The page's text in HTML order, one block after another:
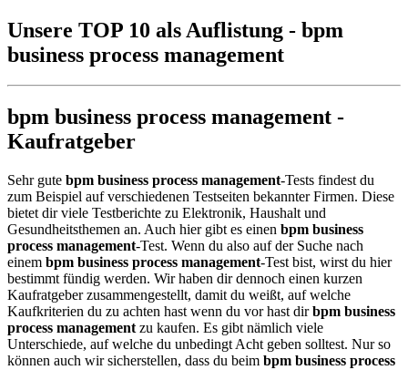
Unsere TOP 10 als Auflistung - bpm
business process management
bpm business process management -
Kaufratgeber
Sehr gute bpm business process management-Tests findest du
zum Beispiel auf verschiedenen Testseiten bekannter Firmen. Diese
bietet dir viele Testberichte zu Elektronik, Haushalt und
Gesundheitsthemen an. Auch hier gibt es einen bpm business
process management-Test. Wenn du also auf der Suche nach
einem bpm business process management-Test bist, wirst du hier
bestimmt fündig werden. Wir haben dir dennoch einen kurzen
Kaufratgeber zusammengestellt, damit du weißt, auf welche
Kaufkriterien du zu achten hast wenn du vor hast dirbpm business
process management zu kaufen. Es gibt nämlich viele
Unterschiede, auf welche du unbedingt Acht geben solltest. Nur so
können auch wir sicherstellen, dass du beim bpm business process